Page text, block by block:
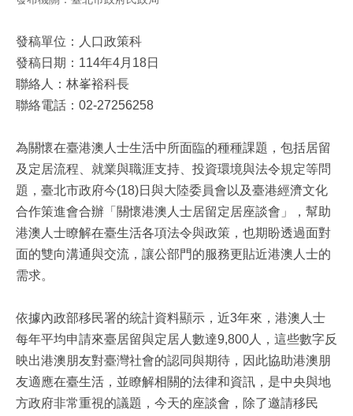
發稿單位：人口政策科
發稿日期：114年4月18日
聯絡人：林峯裕科長
聯絡電話：02-27256258
為關懷在臺港澳人士生活中所面臨的種種課題，包括居留
及定居流程、就業與職涯支持、投資環境與法令規定等問
題，臺北市政府今(18)日與大陸委員會以及臺港經濟文化
合作策進會合辦「關懷港澳人士居留定居座談會」，幫助
港澳人士瞭解在臺生活各項法令與政策，也期盼透過面對
面的雙向溝通與交流，讓公部門的服務更貼近港澳人士的
需求。
依據內政部移民署的統計資料顯示，近3年來，港澳人士
每年平均申請來臺居留與定居人數達9,800人，這些數字反
映出港澳朋友對臺灣社會的認同與期待，因此協助港澳朋
友適應在臺生活，並瞭解相關的法律和資訊，是中央與地
方政府非常重視的議題，今天的座談會，除了邀請移民